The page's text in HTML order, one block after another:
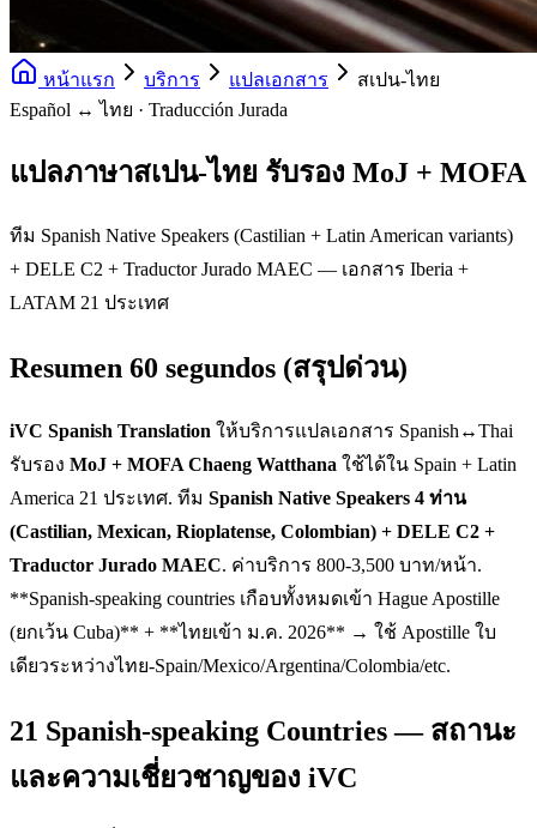
หน้าแรก บริการ แปลเอกสาร
สเปน-ไทย
Español ↔ ไทย · Traducción Jurada
แปลภาษาสเปน-ไทย รับรอง MoJ + MOFA
ทีม Spanish Native Speakers (Castilian + Latin American variants)
+ DELE C2 + Traductor Jurado MAEC — เอกสาร Iberia +
LATAM 21 ประเทศ
Resumen 60 segundos (สรุปด่วน)
iVC Spanish Translation ให้บริการแปลเอกสาร Spanish↔Thai
รับรอง MoJ + MOFA Chaeng Watthana ใช้ได้ใน Spain + Latin
America 21 ประเทศ. ทีม Spanish Native Speakers 4 ท่าน
(Castilian, Mexican, Rioplatense, Colombian) + DELE C2 +
Traductor Jurado MAEC. ค่าบริการ 800-3,500 บาท/หน้า.
**Spanish-speaking countries เกือบทั้งหมดเข้า Hague Apostille
(ยกเว้น Cuba)** + **ไทยเข้า ม.ค. 2026** → ใช้ Apostille ใบ
เดียวระหว่างไทย-Spain/Mexico/Argentina/Colombia/etc.
21 Spanish-speaking Countries — สถานะ
และความเชี่ยวชาญของ iVC